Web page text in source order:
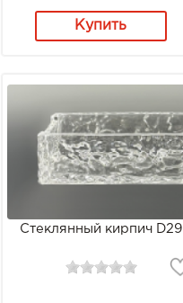
Купить
Стеклянный кирпич D29